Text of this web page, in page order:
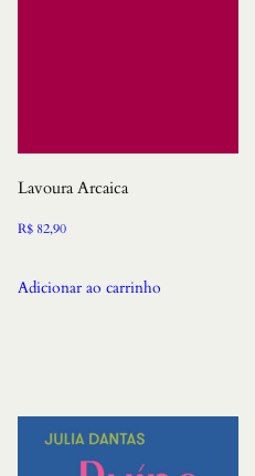
Lavoura Arcaica
R$ 82,90
Adicionar ao carrinho